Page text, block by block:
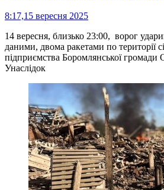
8:17,15 вересня 2025
14 вересня, близько 23:00, ворог
даними, двома ракетами по території
підприємства Боромлянської громади
Унаслідок